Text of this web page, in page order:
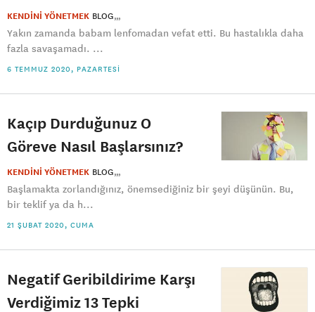
KENDİNİ YÖNETMEK BLOG
Yakın zamanda babam lenfomadan vefat etti. Bu hastalıkla daha
fazla savaşamadı. ...
6 TEMMUZ 2020, PAZARTESI
Kaçıp Durduğunuz O
Göreve Nasıl Başlarsınız?
KENDİNİ YÖNETMEK BLOG
Başlamakta zorlandığınız, önemsediğiniz bir şeyi düşünün. Bu,
bir teklif ya da h...
21 ŞUBAT 2020, CUMA
Negatif Geribildirime Karşı
Verdiğimiz 13 Tepki